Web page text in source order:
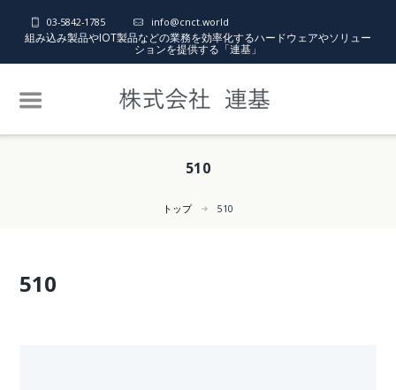
03-5842-1785 info@cnct.world
組み込み製品やIOT製品などの業務を効率化するハードウェアやソリュー
ションを提供する「連基」
510
トップ 510
510